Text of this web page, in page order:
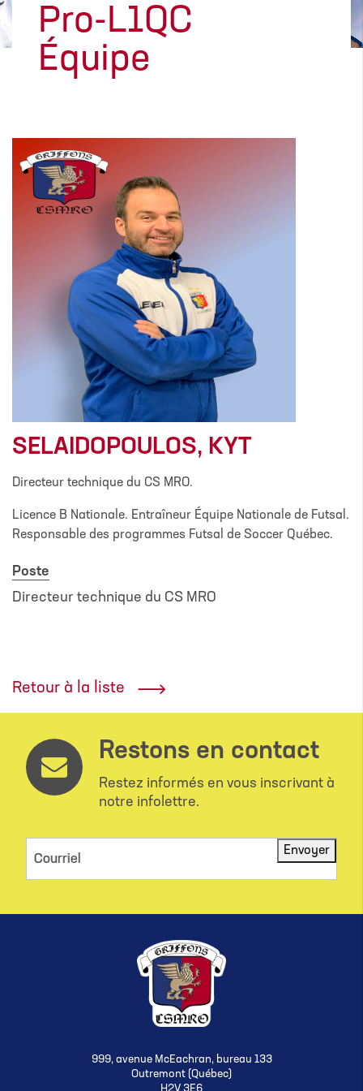
Pro-L1QC
Équipe
SELAIDOPOULOS, KYT
Directeur technique du CS MRO.
Licence B Nationale. Entraîneur Équipe Nationale de Futsal.
Responsable des programmes Futsal de Soccer Québec.
Poste
Directeur technique du CS MRO
Retour à la liste
Restons en contact
Restez informés en vous inscrivant à
notre infolettre.
Courriel
Envoyer
999, avenue McEachran, bureau 133
Outremont (Québec)